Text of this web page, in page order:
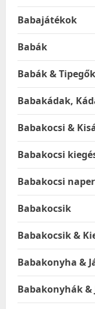
Babajátékok
Babák
Babák & Tipegők
Babakádak,
Babakocsi &
Babakocsi
Babakocsi
Babakocsik
Babakocsik &
Babakonyha &
Babakonyhák